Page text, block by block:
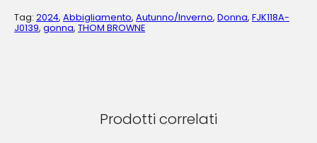
Tag: 2024, Abbigliamento, Autunno/Inverno, Donna, FJK118A-
J0139, gonna, THOM BROWNE
Prodotti correlati